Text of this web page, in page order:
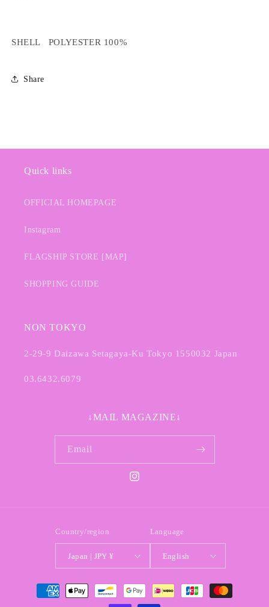
SHELL POLYESTER 100%
Share
Quick links
OFFICIAL HOMEPAGE
Instagram
FLAGSHIP STORE [MAP]
SHOPPING GUIDE
NON TOKYO
2-29-9 Daizawa Setagaya-Ku Tokyo 1550032 Japan
03.6432.6079
↓MAIL MAGAZINE↓
Email
Instagram
Country/region
Japan | JPY ¥
Language
English
Payment
methods